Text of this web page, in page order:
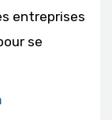
entreprises
se